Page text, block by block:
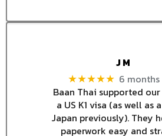
J M
★★★★★ 6 months
Baan Thai supported
a US K1 visa (as well as
Japan previously). They
paperwork easy and